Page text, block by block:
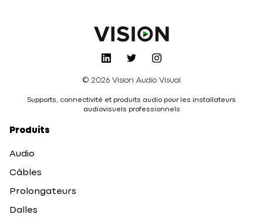
© 2026 Vision Audio Visual
Supports, connectivité et produits audio pour les installateurs
audiovisuels professionnels
Produits
Audio
Câbles
Prolongateurs
Dalles